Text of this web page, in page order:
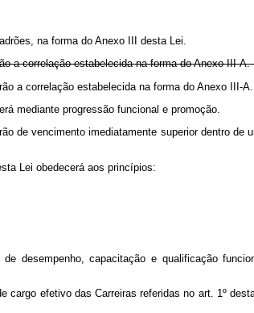
na forma do Anexo III desta Lei.
a correlação estabelecida na forma do Anexo
a correlação estabelecida na forma do Anexo
mediante progressão funcional e promoção.
de vencimento imediatamente superior dentro
Lei obedecerá aos princípios:
desempenho, capacitação e qualificação
cargo efetivo das Carreiras referidas no art. 1º